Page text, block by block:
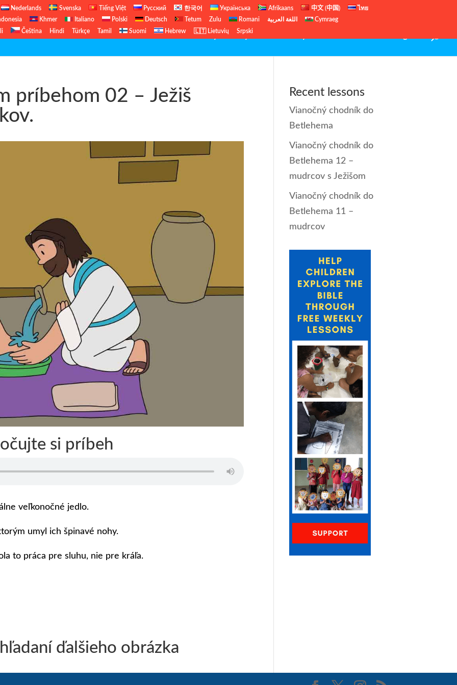
Nederlands Svenska Tiếng Việt Русский 한국어 Українська Afrikaans 中文 (中国)
ไทย
Khmer Italiano Polski Deutsch Tetum Zulu Romani اللغة العربية
Cymraeg
Čeština Hindi Türkçe Tamil Suomi Hebrew 🇱🇹 Lietuvių Srpski
Biblické hodiny Starý zákon
príbehom 02 – Ježiš
si príbeh
veľkonočné jedlo.
umyl ich špinavé nohy.
to práca pre sluhu, nie pre kráľa.
ďalšieho obrázka
Recent lessons
Vianočný chodník do
Betlehema
Vianočný chodník do
Betlehema 12 –
mudrcov s Ježišom
Vianočný chodník do
Betlehema 11 –
mudrcov